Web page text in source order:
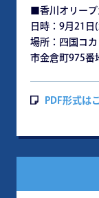
■香川オリー
日時：9月21日
場所：四国コ
市金倉町975番
PDF形式は